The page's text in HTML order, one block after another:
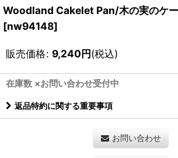
Woodland Cakelet Pan/木の実のケ
[nw94148]
販売価格: 9,240円(税込)
在庫数 ×お問い合わせ受付中
返品特約に関する重要事項
お問い合わせ